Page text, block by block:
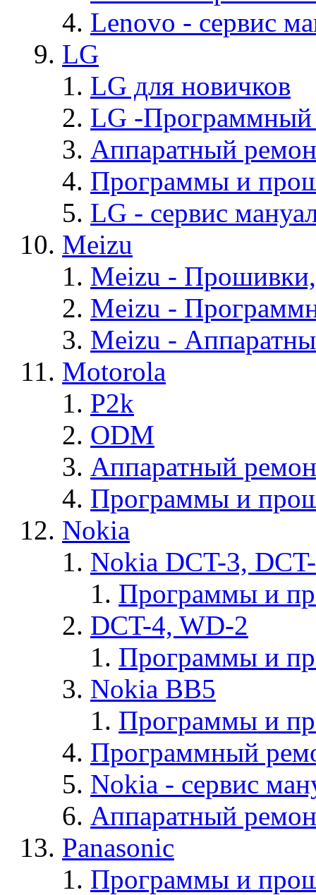
Lenovo - cервис
LG
LG для новичков
LG -Программный
Аппаратный
Программы и
LG - cервис
Meizu
Meizu -
Meizu -
Meizu -
Motorola
P2k
ODM
Аппаратный
Программы и
Nokia
Nokia DCT-3,
Программы и
DCT-4, WD-2
Программы и
Nokia BB5
Программы и
Программный
Nokia - cервис
Аппаратный
Panasonic
Программы и